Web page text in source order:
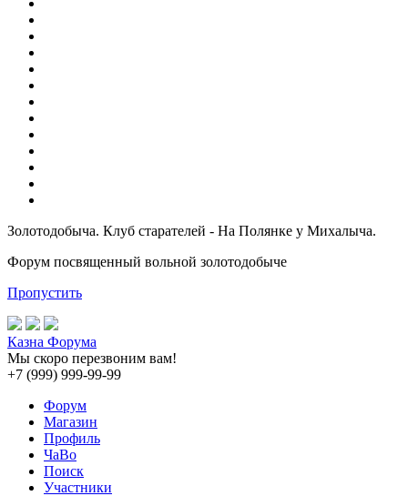
Золотодобыча. Клуб старателей - На Полянке у Михалыча.
Форум посвященный вольной золотодобыче
Пропустить
Казна Форума
Мы скоро перезвоним вам!
+7 (999) 999-99-99
Форум
Магазин
Профиль
ЧаВо
Поиск
Участники